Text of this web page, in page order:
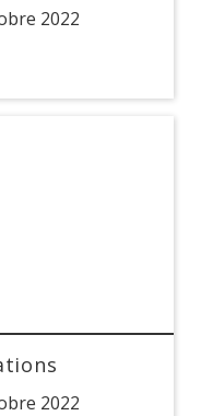
2022
2022